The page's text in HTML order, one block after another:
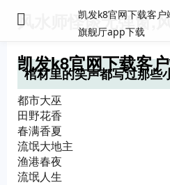
凯发k8官网下载客
旗舰厅app下载
风水师怪谈无弹窗,
凯发k8官网下载客
棺材里的笑声都写过那些
都市大巫
田野花香
春满香夏
流氓大地主
渔港春夜
流氓人生